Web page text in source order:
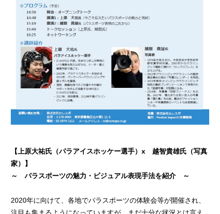
【上原大祐氏（パラアイスホッケー選手）x 越智貴雄氏（写真
家）】
～ パラスポーツの魅力・ビジュアル表現手法を紹介 ～
2020年に向けて、各地でパラスポーツの体験会等が開催され、